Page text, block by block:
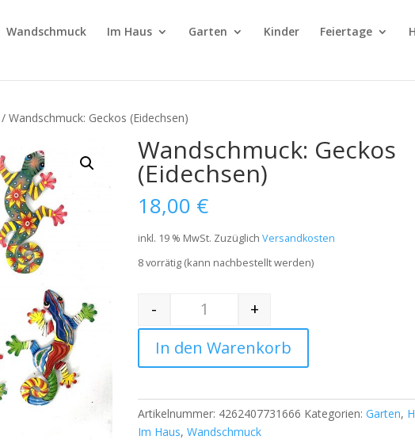
Wandschmuck Im Haus Garten Kinder Feiertage
/ Wandschmuck: Geckos (Eidechsen)
Wandschmuck: Geckos
(Eidechsen)
18,00 €
inkl. 19 % MwSt. ZuzüglichVersandkosten
8 vorrätig (kann nachbestellt werden)
Quantity
-
+
In den Warenkorb
Artikelnummer: 4262407731666 Kategorien:Garten,
Im Haus,Wandschmuck